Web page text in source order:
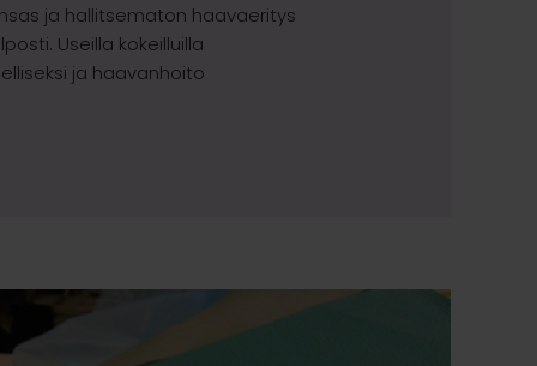
ja hallitsematon haavaeritys
Useilla kokeilluilla
ja haavanhoito